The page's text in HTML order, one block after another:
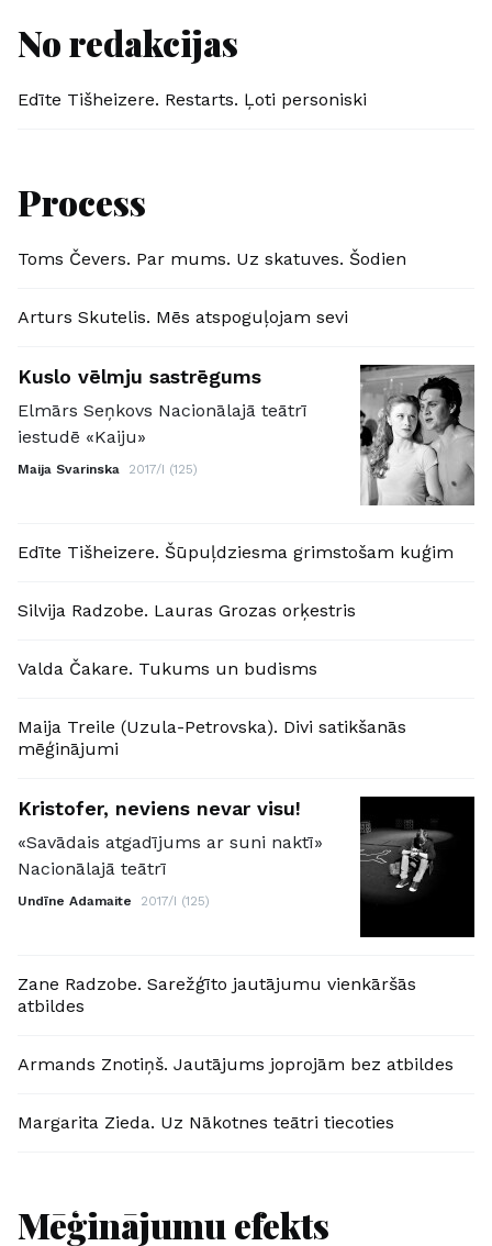
No redakcijas
Edīte Tišheizere. Restarts. Ļoti personiski
Process
Toms Čevers. Par mums. Uz skatuves. Šodien
Arturs Skutelis. Mēs atspoguļojam sevi
Kuslo vēlmju sastrēgums
Elmārs Seņkovs Nacionālajā teātrī
iestudē «Kaiju»
Maija Svarinska 2017/I (125)
Edīte Tišheizere. Šūpuļdziesma grimstošam kuģim
Silvija Radzobe. Lauras Grozas orķestris
Valda Čakare. Tukums un budisms
Maija Treile (Uzula-Petrovska). Divi satikšanās
mēģinājumi
Kristofer, neviens nevar visu!
«Savādais atgadījums ar suni naktī»
Nacionālajā teātrī
Undīne Adamaite 2017/I (125)
Zane Radzobe. Sarežģīto jautājumu vienkāršās
atbildes
Armands Znotiņš. Jautājums joprojām bez atbildes
Margarita Zieda. Uz Nākotnes teātri tiecoties
Mēģinājumu efekts